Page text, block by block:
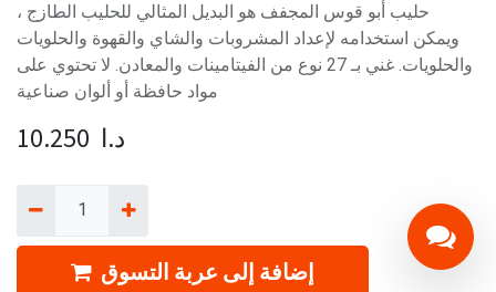
حليب أبو قوس المجفف هو البديل المثالي للحليب الطازج ،
ويمكن استخدامه لإعداد المشروبات والشاي والقهوة والحلويات
والحلويات. غني بـ 27 نوع من الفيتامينات والمعادن. لا تحتوي على
مواد حافظة أو ألوان صناعية
10.250 د.ا
إضافة إلى عربة التسوق